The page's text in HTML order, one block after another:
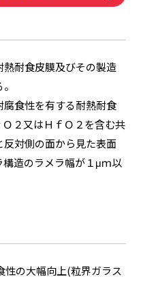
耐食皮膜及びその製造
食性を有する耐熱耐食
２又はＨｆＯ２を含む共
対側の面から見た表面
造のラメラ幅が１μｍ以
の大幅向上(粒界ガラス